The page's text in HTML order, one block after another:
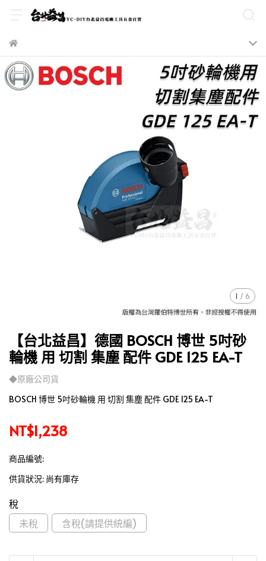
1 / 6
【台北益昌】德國 BOSCH 博世 5吋砂
輪機 用 切割 集塵 配件 GDE 125 EA-T
◆原廠公司貨
BOSCH 博世 5吋砂輪機 用 切割 集塵 配件 GDE 125 EA-T
NT$1,238
商品編號:
供貨狀況: 尚有庫存
稅
未稅
含稅(請提供統編)